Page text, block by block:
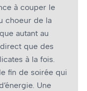
à couper le
chœur de la
autant au
que des
à la fois.
fin de soirée qui
Une